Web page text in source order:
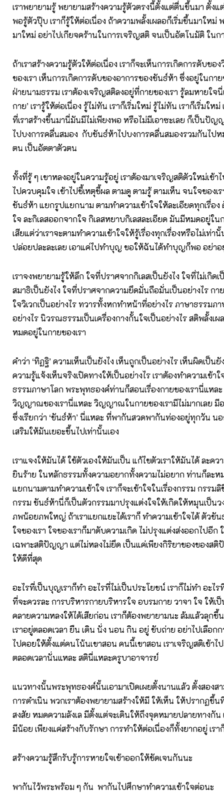
เราพยายามรู้ พยายามสร้างความรู้ตัวตรงนี้ตั้งแต่ตื่นขึ้นมา ตั้งแ
พอรู้ตัวปุ๊บ เราก็รู้ให้ต่อเนื่อง ถ้าความพลั้งเผลอก็เริ่มขึ้นมาใหม่
มาใหม่ อย่าไปเกียจคร้านในการเจริญสติ จนเป็นอัตโนมัติ ในก
ถ้าเราสร้างความรู้ตัวให้ต่อเนื่อง เราก็จะเห็นการเกิดการดับข
ของเรา เห็นการเกิดการดับของอาการของขันธ์ห้า ซึ่งอยู่ในกาย
ฝ่ายนามธรรม เราต้องเจริญสติลงอยู่ที่กายของเรา รู้ลมหายใจนี่
กาย’ เรารู้ให้ต่อเนื่อง รู้ไม่ทัน เราก็เริ่มใหม่ รู้ไม่ทัน เราก็เริ่มให
ที่เราสร้างขึ้นมานี่มันมีไม่เพียงพอ หรือไม่มีเอาซะเลย ก็เป็นปัญ
ไปบงการคลื่นสมอง กับขันธ์ห้าไปบงการคลื่นสมองรวมกันไปห
ตน เป็นอัตตาตัวตน
ทั้งที่รู้ ๆ เขาหลงอยู่ในความรู้อยู่ เราต้องมาเจริญสติตัวใหม่เข้า
ไปควบคุมใจ เข้าไปชี้เหตุชี้ผล ตามดู ตามรู้ ตามเห็น จนใจของเ
ขันธ์ห้า แยกรูปแยกนาม ตามทำความเข้าใจให้ละเอียดทุกเรื่อง
ใจ ละกิเลสออกจากใจ กิเลสหยาบกิเลสละเอียด มันมีหมดอยู่ในก
เสียแต่ว่าเราจะตามทำความเข้าใจให้รู้เรื่องทุกเรื่องหรือไม่เท่า
ปล่อยปละละเลย เอาแค่ไปทำบุญ ขอให้ฉันได้ทำบุญก็พอ อย่าอ
เราจงพยายามรู้ให้ลึก ใจที่ปราศจากกิเลสเป็นยังไง ใจที่ไม่เกิดเ
สมาธิเป็นยังไง ใจที่ปราศจากความยึดมั่นถือมั่นเป็นอย่างไร กาย
ใจวิเวกเป็นอย่างไร ทวารทั้งหกทำหน้าที่อย่างไร ภาษาธรรมภา
อย่างไร นิวรณธรรมเป็นเครื่องกางกั้นใจเป็นอย่างไร สติพลั้งเผ
หมดอยู่ในกายของเรา
คำว่า ‘ทิฏฐิ’ ความเห็นเป็นยังไง เห็นถูกเป็นอย่างไร เห็นผิดเป็นยั
ความรู้แจ้งเห็นจริงเปิดทางให้เป็นอย่างไร เราต้องทำความเข้า
ธรรมภาษาโลก พระพุทธองค์ท่านก็สอนเรื่องกายของเรานี่แหละ
วิญญาณของเรานี่แหละ วิญญาณในกายของเรามีไม่มากเลย มีอ
ซึ่งเรียกว่า ‘ขันธ์ห้า’ นี่แหละ ที่พากันสวดพากันท่องอยู่ทุกวัน น
เสริมให้มันเยอะขึ้นไปเท่านั้นเอง
เราแจงให้มันได้ ใช้ตัวเองให้มันเป็น แก้ไขตัวเราให้มันได้ ละค
ยินร้าย ในหลักธรรมทั้งความอยากทั้งความไม่อยาก ท่านก็ละห
แยกนามตามทำความเข้าใจ เราก็จะเข้าใจในเรื่องกรรม กรรม
กรรม ขันธ์ห้านี่ก็เป็นตัวกรรมมาปรุงแต่งใจให้เกิดให้หมุนเป็นว
ภพน้อยภพใหญ่ ถ้าเราแยกแยะได้เราก็ ทำความเข้าใจได้ ตัวขั
ใจของเรา ใจของเราก็มาดับความเกิด ไม่ปรุงแต่งส่งออกไปอีก
เฉพาะสติปัญญา แต่ไม่หลงไม่ยึด เป็นแค่เพียงกิริยาของของส
ให้ดีที่สุด
อะไรที่เป็นบุญเราก็ทำ อะไรที่ไม่เป็นประโยชน์ เราก็ไม่ทำ อะไ
ที่จะควรละ การบริหารกายบริหารใจ อบรมกาย วาจา ใจ ให้เ
คลายความหลงให้ได้เสียก่อน เราก็ต้องพยายามนะ ล้มแล้วลุกขึ้
เราอยู่ตลอดเวลา ยืน เดิน นั่ง นอน กิน อยู่ ขับถ่าย อย่าไปเลือกก
ไปคอยให้ตั้งแต่คนโน้นเขาสอน คนนี้เขาสอน เราเจริญสติเข้าไ
ตลอดเวลานั่นแหละ สตินี่แหละครูบาอาจารย์
แนวทางนั้นพระพุทธองค์นั้นเอามาเปิดเผยตั้งนานแล้ว ตั้งสองส
การดำเนิน พวกเราต้องพยายามสร้างให้มี ให้เห็น ให้ปรากฏขึ้
สงสัย หมดความลังเล มีตั้งแต่จะเดินให้ถึงจุดหมายปลายทางกัน
มีน้อย เพียงแค่สร้างกับรักษา การทำให้ต่อเนื่องก็ทั้งยากอยู่ เร
สร้างความรู้สึกรับรู้การหายใจเข้าออกให้ชัดเจนกันนะ
พากันไว้พระพร้อม ๆ กัน พากันไปศึกษาทำความเข้าใจต่อนะ